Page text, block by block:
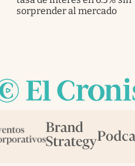
sorprender al mercado